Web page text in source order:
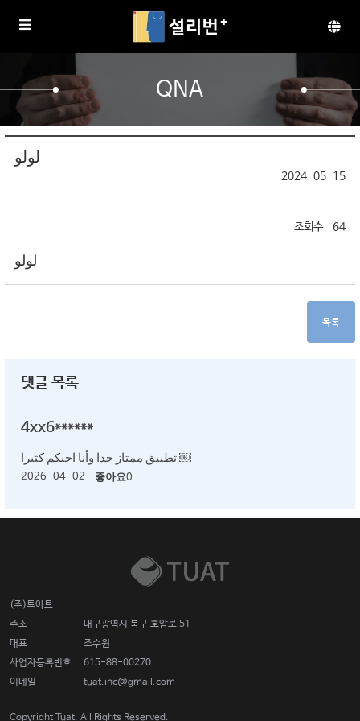
QNA
لولو
2024-05-15
64
لولو
목록
댓글 목록
4xx6******
‏تطبيق ممتاز جدا وأنا احبكم كثيرا ￼
2026-04-02 좋아요0
(주)투아트
주소
대구광역시 북구 호암로 51
대표
조수원
사업자등록번호
615-88-00270
이메일
tuat.inc@gmail.com
Copyright Tuat. All Rights Reserved.